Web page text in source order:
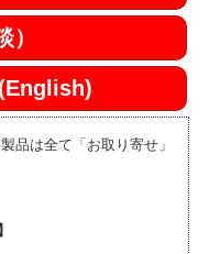
品は全て「お取り寄せ」